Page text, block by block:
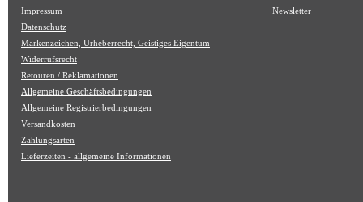
Impressum
Datenschutz
Markenzeichen, Urheberrecht, Geistiges Eigentum
Widerrufsrecht
Retouren / Reklamationen
Allgemeine Geschäftsbedingungen
Allgemeine Registrierbedingungen
Versandkosten
Zahlungsarten
Lieferzeiten - allgemeine Informationen
Newsletter